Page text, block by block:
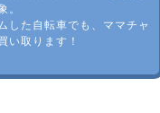
。
した自転車でも、ママチャ
い取ります！